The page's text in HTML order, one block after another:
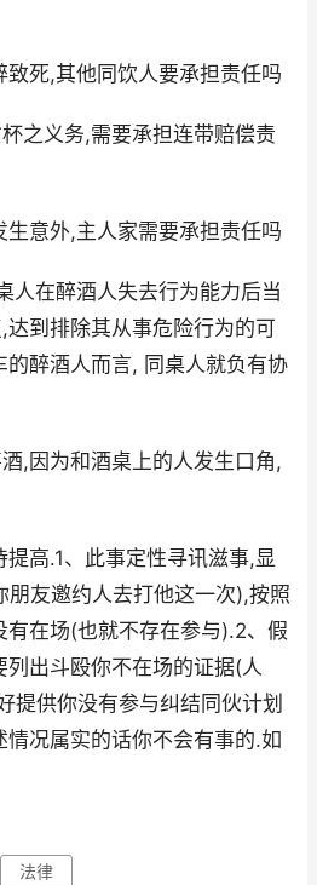
死,其他同饮人要承担责任吗
之义务,需要承担连带赔偿责
意外,主人家需要承担责任吗
人在醉酒人失去行为能力后当
到排除其从事危险行为的可
的醉酒人而言, 同桌人就负有协
,因为和酒桌上的人发生口角,
高.1、此事定性寻讯滋事,显
朋友邀约人去打他这一次),按照
在场(也就不存在参与).2、假
出斗殴你不在场的证据(人
提供你没有参与纠结同伙计划
况属实的话你不会有事的.如
法律